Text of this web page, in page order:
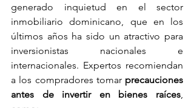
generado inquietud en el sector
inmobiliario dominicano, que en los
últimos años ha sido un atractivo para
inversionistas nacionales e
internacionales. Expertos recomiendan
a los compradores tomar precauciones
antes de invertir en bienes raíces